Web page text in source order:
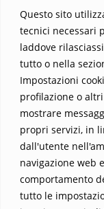
Questo sito
tecnici necessari
laddove
tutto o nella
Impostazioni
profilazione o
mostrare
propri servizi, in
dall'utente
navigazione web
comportamento
tutto le
fede e realtà si
indimenticabile.
questo viaggio
Parola trasformi la